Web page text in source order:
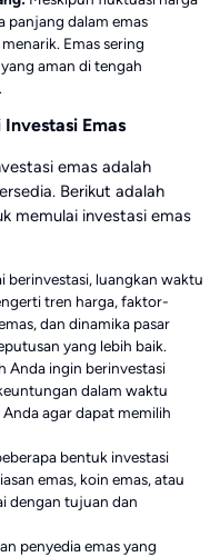
panjang dalam emas
Emas sering
aman di tengah
Emas
emas adalah
Berikut adalah
memulai investasi emas
berinvestasi, luangkan waktu
tren harga, faktor-
dan dinamika pasar
yang lebih baik.
Anda ingin berinvestasi
dalam waktu
agar dapat memilih
bentuk investasi
emas, koin emas, atau
dengan tujuan dan
penyedia emas yang